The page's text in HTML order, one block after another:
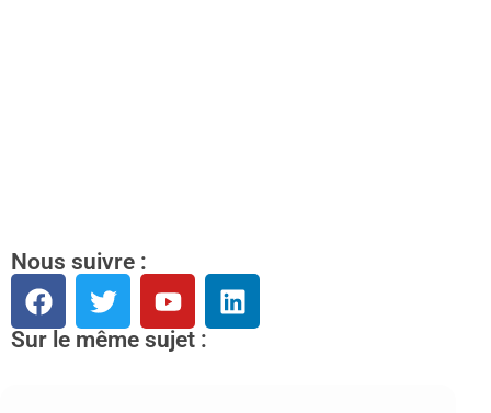
Nous suivre :
Sur le même sujet :